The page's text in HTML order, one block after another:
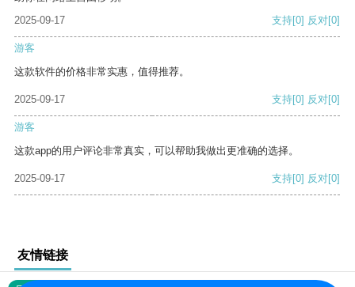
2025-09-17
支持[0] 反对[0]
游客
这款软件的价格非常实惠，值得推荐。
2025-09-17 支持[0] 反对[0]
游客
这款app的用户评论非常真实，可以帮助我做出更准确的选择。
2025-09-17 支持[0] 反对[0]
友情链接